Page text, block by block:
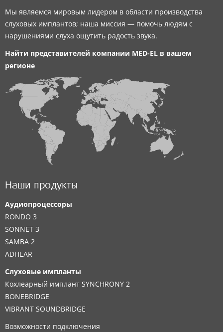
Мы являемся мировым лидером в области производства
слуховых имплантов; наша миссия — помочь людям с
нарушениями слуха ощутить радость звука.
Найти представителей компании MED-EL в вашем
регионе
Наши продукты
Аудиопроцессоры
RONDO 3
SONNET 3
SAMBA 2
ADHEAR
Слуховые импланты
Кохлеарный имплант SYNCHRONY 2
BONEBRIDGE
VIBRANT SOUNDBRIDGE
Возможности подключения